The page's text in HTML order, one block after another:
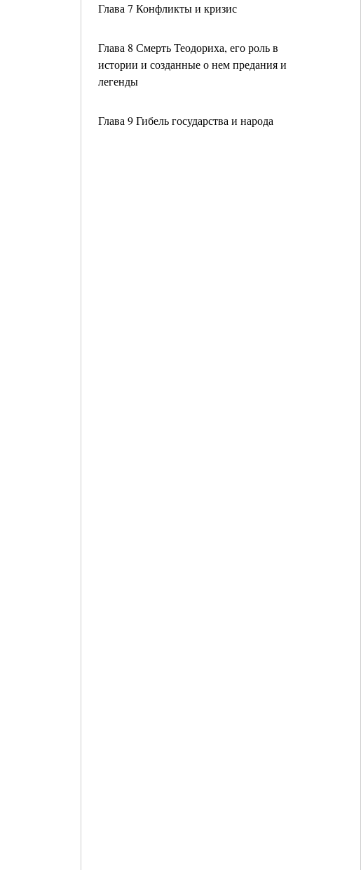
Глава 7 Конфликты и кризис
Глава 8 Смерть Теодориха, его роль в
истории и созданные о нем предания и
легенды
Глава 9 Гибель государства и народа